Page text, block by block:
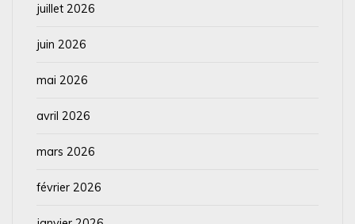
juillet 2026
juin 2026
mai 2026
avril 2026
mars 2026
février 2026